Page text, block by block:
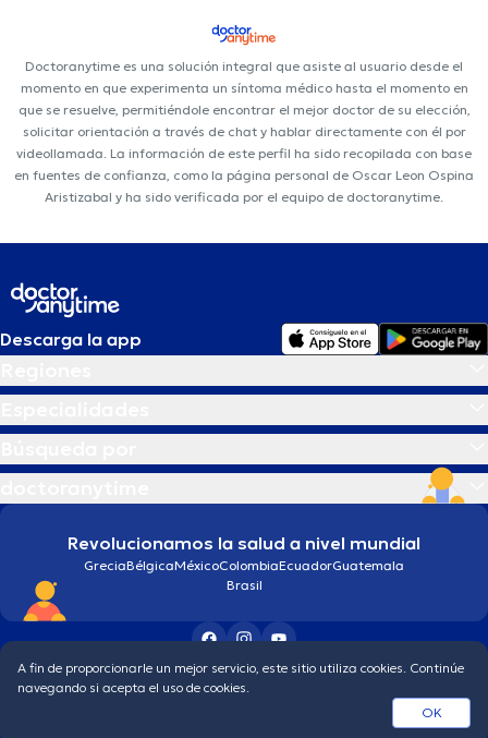
Doctoranytime es una solución integral que asiste al usuario desde el
momento en que experimenta un síntoma médico hasta el momento en
que se resuelve, permitiéndole encontrar el mejor doctor de su elección,
solicitar orientación a través de chat y hablar directamente con él por
videollamada. La información de este perfil ha sido recopilada con base
en fuentes de confianza, como la página personal de Oscar Leon Ospina
Aristizabal y ha sido verificada por el equipo de doctoranytime.
Descarga la app
Revolucionamos la salud a nivel mundial
GreciaBélgicaMéxicoColombiaEcuadorGuatemala
Brasil
Condiciones generales
Política de protección de los datos personales
A fin de proporcionarle un mejor servicio, este sitio utiliza cookies. Continúe
navegando si acepta el uso de cookies.
OK